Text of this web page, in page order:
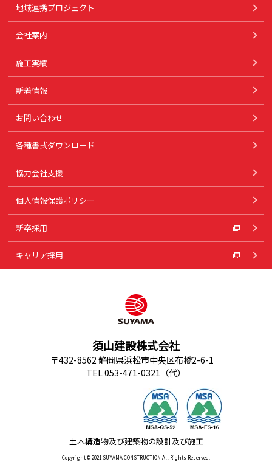
地域連携プロジェクト
会社案内
施工実績
新着情報
お問い合わせ
各種書式ダウンロード
協力会社支援
個人情報保護ポリシー
新卒採用
キャリア採用
須山建設株式会社
〒432-8562 静岡県浜松市中央区布橋2-6-1
TEL 053-471-0321（代）
土木構造物及び建築物の設計及び施工
Copyright © 2021 SUYAMA CONSTRUCTION All Rights Reserved.